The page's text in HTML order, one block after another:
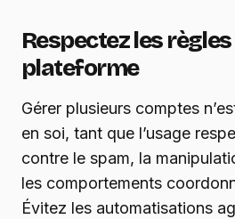
Respectez les
plateforme
Gérer plusieurs comptes
en soi, tant que l’usage
contre le spam, la
les comportements
Évitez les automatisations